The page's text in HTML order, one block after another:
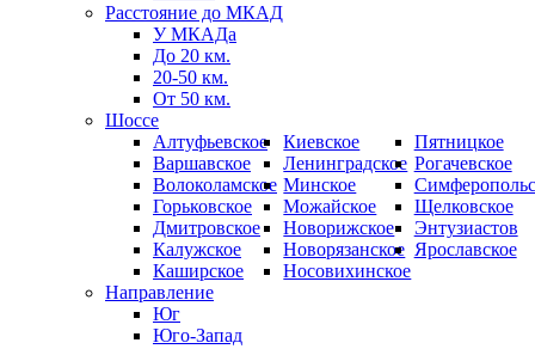
Расстояние до МКАД
У МКАДа
До 20 км.
20-50 км.
От 50 км.
Шоссе
Алтуфьевское
Варшавское
Волоколамское
Горьковское
Дмитровское
Калужское
Каширское
Киевское
Ленинградское
Минское
Можайское
Новорижское
Новорязанское
Носовихинское
Пятницкое
Рогачевское
Щелковское
Энтузиастов
Ярославское
Направление
Юг
Юго-Запад